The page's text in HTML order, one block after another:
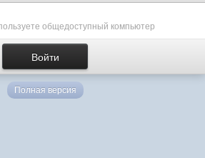
общедоступный компьютер
Полная версия